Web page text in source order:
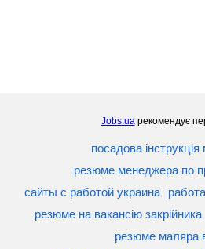
Jobs.uaрекомендує
посадова
резюме менеджера по
сайты с работой украина
резюме на вакансію закрійника
резюме маляра